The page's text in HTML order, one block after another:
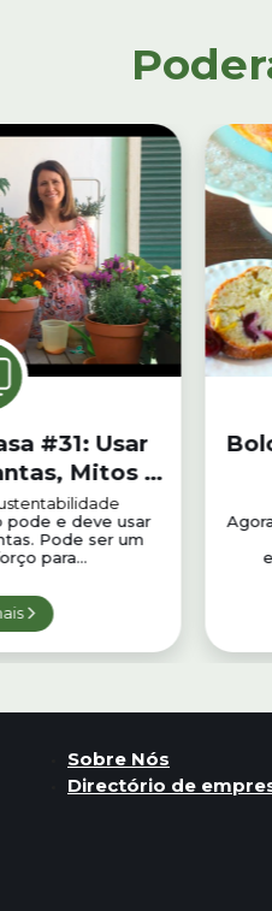
#31: Usar
Mitos e
pode e deve usar
Pode ser um
para...
Sobre Nós
Directório de